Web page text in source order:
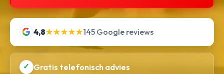
4,8★★★★★145 Google reviews
✓ Gratis telefonisch advies